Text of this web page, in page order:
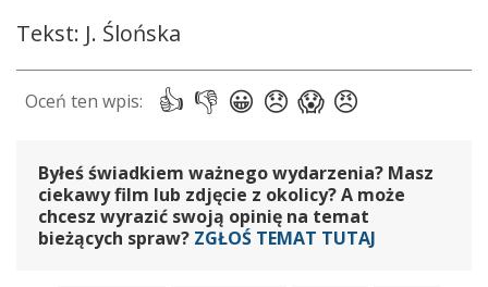
Tekst: J. Ślońska
Byłeś świadkiem ważnego wydarzenia? Masz
ciekawy film lub zdjęcie z okolicy? A może
chcesz wyrazić swoją opinię na temat
bieżących spraw? ZGŁOŚ TEMAT TUTAJ